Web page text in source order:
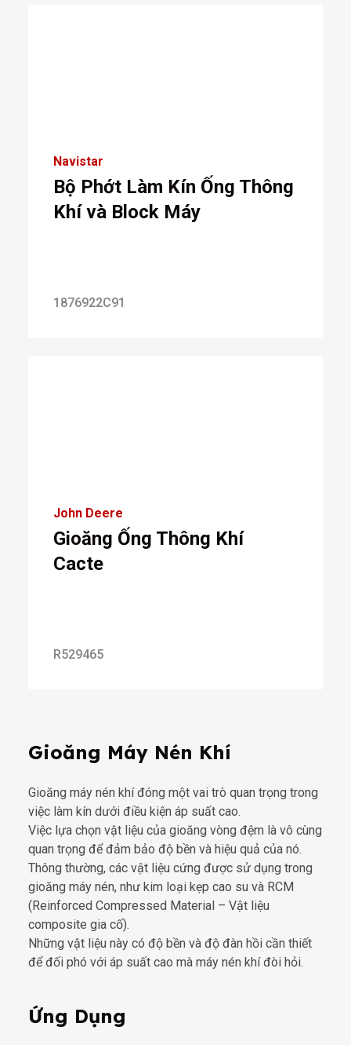
Navistar
Bộ Phớt Làm Kín Ống Thông
Khí và Block Máy
1876922C91
John Deere
Gioăng Ống Thông Khí
Cacte
R529465
Gioăng Máy Nén Khí
Gioăng máy nén khí đóng một vai trò quan trọng trong
việc làm kín dưới điều kiện áp suất cao.
Việc lựa chọn vật liệu của gioăng vòng đệm là vô cùng
quan trọng để đảm bảo độ bền và hiệu quả của nó.
Thông thường, các vật liệu cứng được sử dụng trong
gioăng máy nén, như kim loại kẹp cao su và RCM
(Reinforced Compressed Material – Vật liệu
composite gia cố).
Những vật liệu này có độ bền và độ đàn hồi cần thiết
để đối phó với áp suất cao mà máy nén khí đòi hỏi.
Ứng Dụng